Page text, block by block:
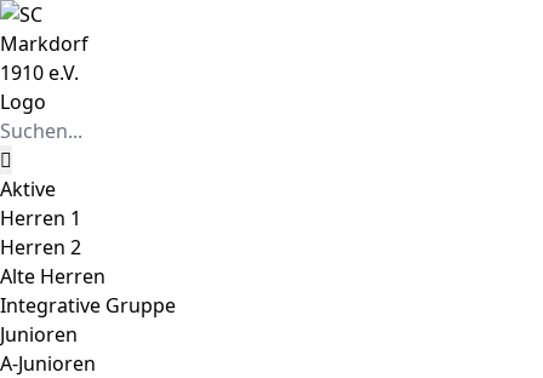
Zum
Inhalt
springen
Instagram
Facebook
Suche
nach:
Aktive
Herren 1
Herren 2
Alte Herren
Integrative Gruppe
Junioren
A-Junioren